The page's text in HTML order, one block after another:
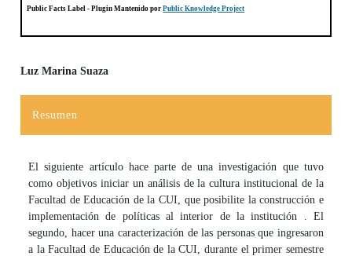
Public Facts Label - Plugin Mantenido porPublic Knowledge Project
Contenido principal del artículo
Luz Marina Suaza
Resumen
El siguiente artículo hace parte de una investigación que tuvo
como objetivos iniciar un análisis de la cultura institu­cional de la
Facultad de Educación de la CUI, que posibilite la construcción e
implementación de políticas al interior de la institución . El
segundo, hacer una caracterización de las personas que in­gresaron
a la Facultad de Educación de la CUI, durante el primer semestre